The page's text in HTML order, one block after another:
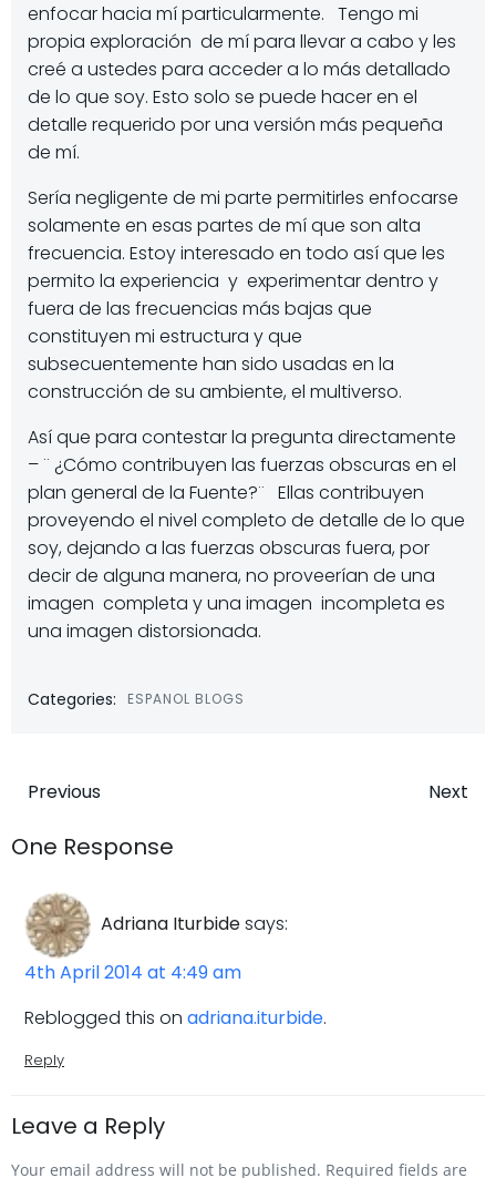
enfocar hacia mí particularmente. Tengo mi
propia exploración de mí para llevar a cabo y les
creé a ustedes para acceder a lo más detallado
de lo que soy. Esto solo se puede hacer en el
detalle requerido por una versión más pequeña
de mí.
Sería negligente de mi parte permitirles enfocarse
solamente en esas partes de mí que son alta
frecuencia. Estoy interesado en todo así que les
permito la experiencia y experimentar dentro y
fuera de las frecuencias más bajas que
constituyen mi estructura y que
subsecuentemente han sido usadas en la
construcción de su ambiente, el multiverso.
Así que para contestar la pregunta directamente
– ¨ ¿Cómo contribuyen las fuerzas obscuras en el
plan general de la Fuente?¨ Ellas contribuyen
proveyendo el nivel completo de detalle de lo que
soy, dejando a las fuerzas obscuras fuera, por
decir de alguna manera, no proveerían de una
imagen completa y una imagen incompleta es
una imagen distorsionada.
Categories: ESPANOL BLOGS
Post
navigation
Previous Next
One Response
Adriana Iturbidesays:
4th April 2014 at 4:49 am
Reblogged this on adriana.iturbide.
Reply
Leave a Reply
Your email address will not be published. Required fields are